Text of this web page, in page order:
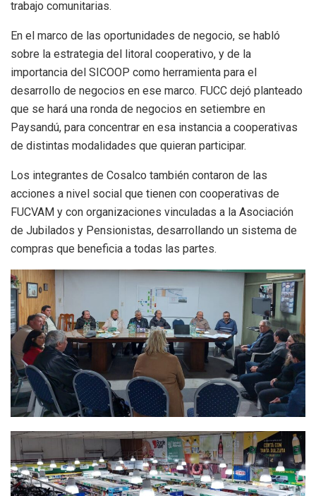
trabajo comunitarias.
En el marco de las oportunidades de negocio, se habló
sobre la estrategia del litoral cooperativo, y de la
importancia del SICOOP como herramienta para el
desarrollo de negocios en ese marco. FUCC dejó planteado
que se hará una ronda de negocios en setiembre en
Paysandú, para concentrar en esa instancia a cooperativas
de distintas modalidades que quieran participar.
Los integrantes de Cosalco también contaron de las
acciones a nivel social que tienen con cooperativas de
FUCVAM y con organizaciones vinculadas a la Asociación
de Jubilados y Pensionistas, desarrollando un sistema de
compras que beneficia a todas las partes.